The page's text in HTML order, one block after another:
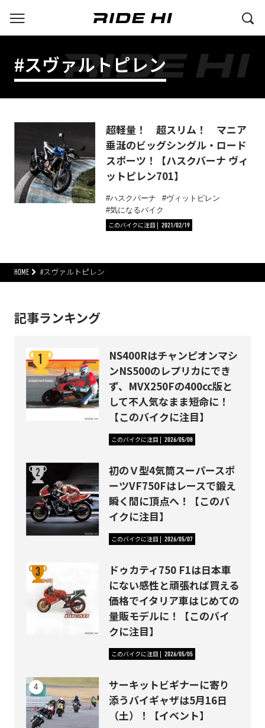
#スヴァルトピレン
超軽量！ 超スリム！ マニア
垂涎のビッグシングル・ロード
スポーツ！【ハスクバーナ ヴィ
ットピレン701】
ハスクバーナ
ヴィットピレン
気になるバイク
このバイクに注目
2021/02/19
HOME #スヴァルトピレン
記事ランキング
NS400Rはチャンピオンマシ
ンNS500のレプリカにでき
ず、MVX250Fの400cc版と
して不人気なまま短命に！
【このバイクに注目】
このバイクに注目 2026/05/08
初のＶ型4気筒スーパースポ
ーツVF750Fはレースで鍛え
瞬く間に頂点へ！【このバ
イクに注目】
このバイクに注目 2026/05/07
ドゥカティ750 F1は日本車
にない感性と頑張れば買える
価格でイタリア車はじめての
量販モデルに！【このバイ
クに注目】
このバイクに注目 2026/05/05
サーキットビギナーに寄り
添うバイギャザは5月16日
（土）！【イベント】